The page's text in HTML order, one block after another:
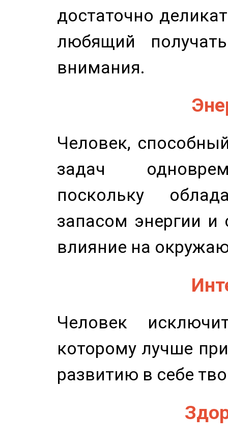
достаточно
любящий
внимания.
Человек,
задач
поскольку
запасом энергии и
влияние на
Человек
которому лучше
развитию в себе